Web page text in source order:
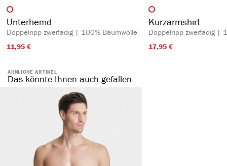
Artikelfarbe
Unterhemd
Doppelripp zweifädig | 100% Baumwolle
11,95 €​
Artikelfarbe
Kurzarmshirt
Doppelripp zweifädig |
17,95 €​
ÄHNLICHE ARTIKEL
Das könnte Ihnen auch gefallen